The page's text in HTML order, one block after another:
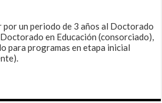
por un periodo de 3 años al Doctorado
en Educación (consorciado),
para programas en etapa inicial